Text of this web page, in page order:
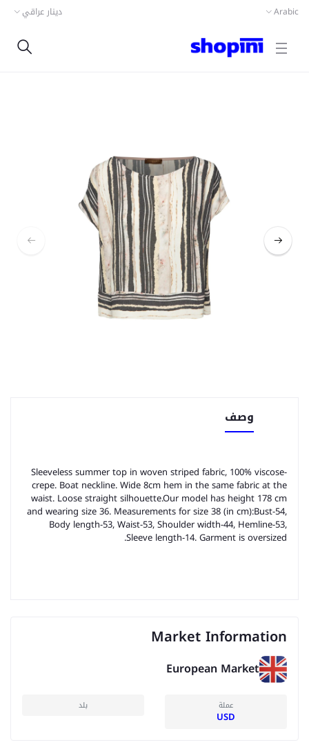
Arabic دينار عراقي
وصف
Sleeveless summer top in woven striped fabric, 100% viscose-
crepe. Boat neckline. Wide 8cm hem in the same fabric at the
waist. Loose straight silhouette.Our model has height 178 cm
and wearing size 36. Measurements for size 38 (in cm):Bust-54,
Body length-53, Waist-53, Shoulder width-44, Hemline-53,
Sleeve length-14. Garment is oversized.
Market Information
European Market
عملة
USD
بلد